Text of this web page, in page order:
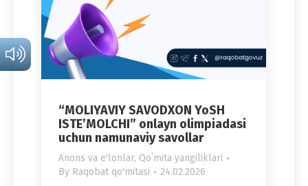
“MOLIYAVIY SAVODXON YoSH
ISTE’MOLCHI” onlayn olimpiadasi
uchun namunaviy savollar
Anons va e'lonlar, Qoʻmita yangiliklari
By Raqobat qo'mitasi 24.02.2026